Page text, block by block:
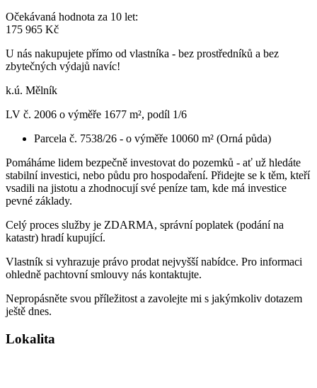
Očekávaná hodnota za 10 let:
175 965 Kč
U nás nakupujete přímo od vlastníka - bez prostředníků a bez
zbytečných výdajů navíc!
k.ú. Mělník
LV č. 2006 o výměře 1677 m², podíl 1/6
Parcela č. 7538/26 - o výměře 10060 m² (Orná půda)
Pomáháme lidem bezpečně investovat do pozemků - ať už hledáte
stabilní investici, nebo půdu pro hospodaření. Přidejte se k těm, kteří
vsadili na jistotu a zhodnocují své peníze tam, kde má investice
pevné základy.
Celý proces služby je ZDARMA, správní poplatek (podání na
katastr) hradí kupující.
Vlastník si vyhrazuje právo prodat nejvyšší nabídce. Pro informaci
ohledně pachtovní smlouvy nás kontaktujte.
Nepropásněte svou příležitost a zavolejte mi s jakýmkoliv dotazem
ještě dnes.
Lokalita